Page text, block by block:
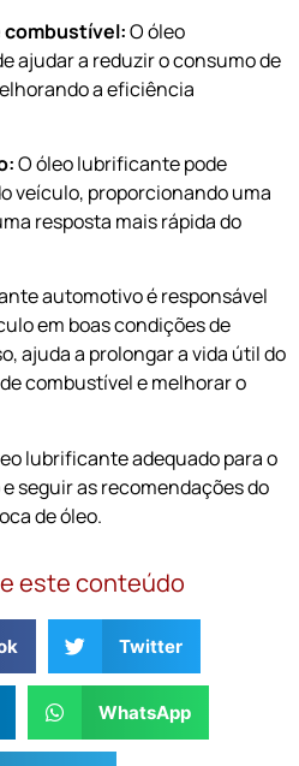
combustível:O óleo
ajudar a reduzir o consumo de
a eficiência
O óleo lubrificante pode
veículo, proporcionando uma
resposta mais rápida do
automotivo é responsável
em boas condições de
ajuda a prolongar a vida útil do
combustível e melhorar o
lubrificante adequado para o
seguir as recomendações do
de óleo.
este conteúdo
Twitter
WhatsApp